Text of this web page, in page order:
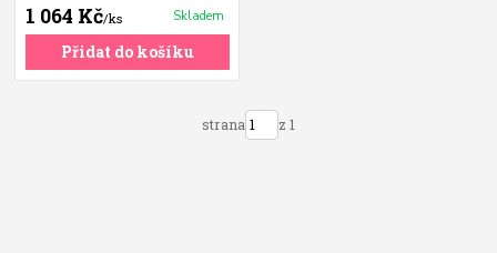
1 064 Kč/ks Skladem
Přidat do košíku
strana z 1